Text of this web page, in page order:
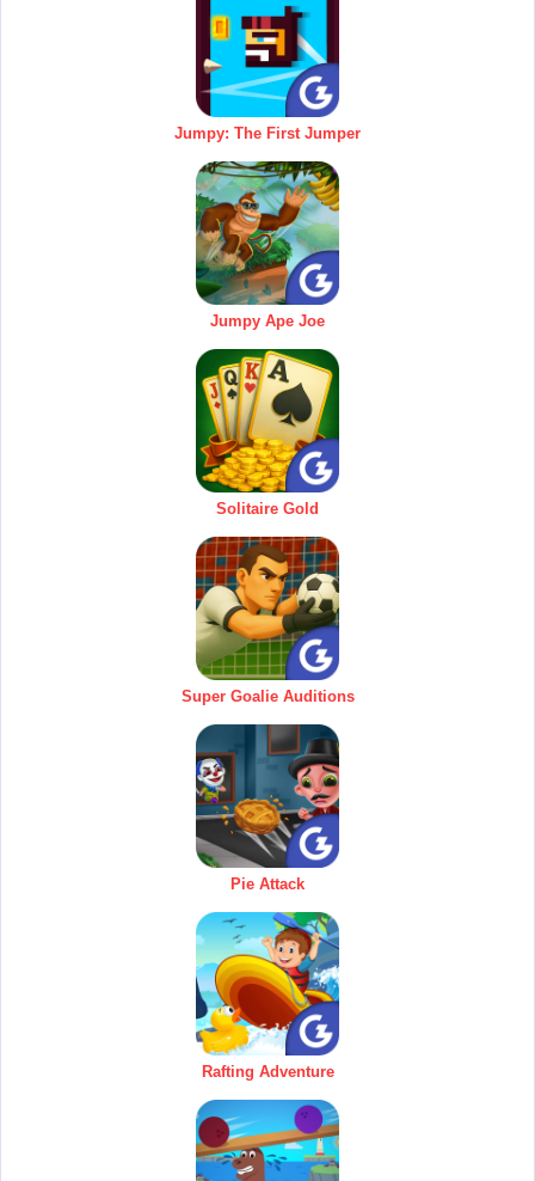
Jumpy: The First Jumper
Jumpy Ape Joe
Solitaire Gold
Super Goalie Auditions
Pie Attack
Rafting Adventure